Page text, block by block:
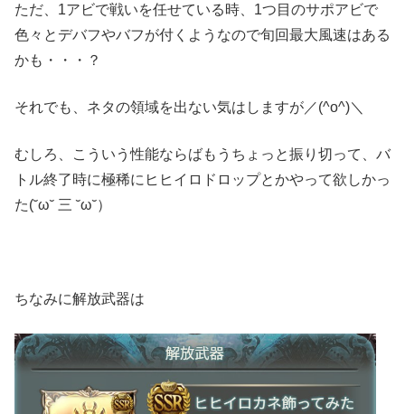
ただ、1アビで戦いを任せている時、1つ目のサポアビで
色々とデバフやバフが付くようなので旬回最大風速はある
かも・・・？
それでも、ネタの領域を出ない気はしますが／(^o^)＼
むしろ、こういう性能ならばもうちょっと振り切って、バ
トル終了時に極稀にヒヒイロドロップとかやって欲しかっ
た(˘ω˘ 三 ˘ω˘）
ちなみに解放武器は